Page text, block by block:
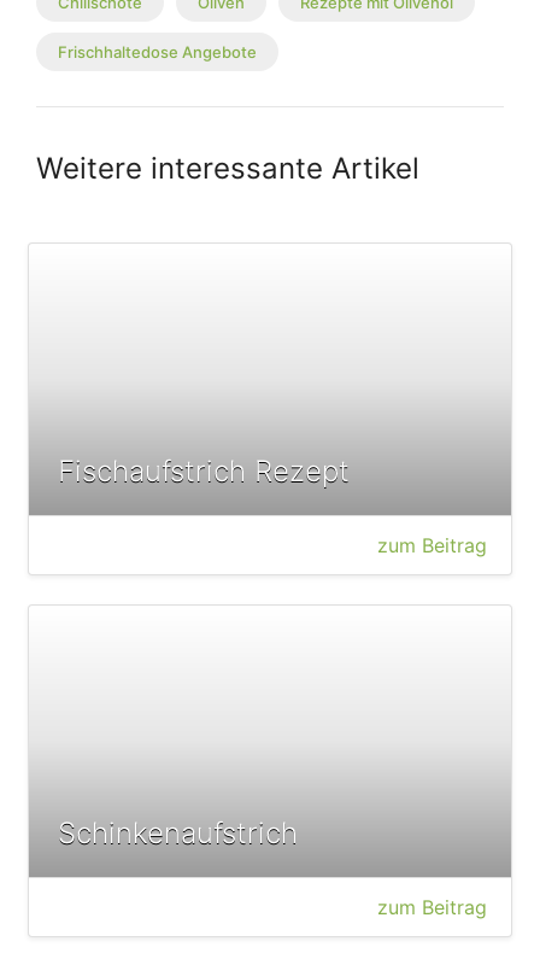
Frischhaltedose Angebote
Weitere interessante Artikel
Fischaufstrich Rezept
zum Beitrag
Schinkenaufstrich
zum Beitrag